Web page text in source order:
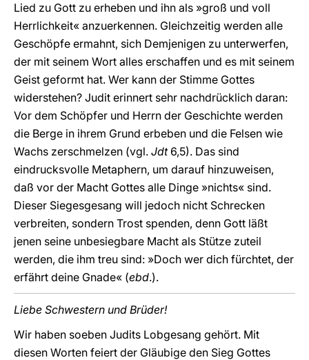
Lied zu Gott zu erheben und ihn als »groß und voll
Herrlichkeit« anzuerkennen. Gleichzeitig werden alle
Geschöpfe ermahnt, sich Demjenigen zu unterwerfen,
der mit seinem Wort alles erschaffen und es mit seinem
Geist geformt hat. Wer kann der Stimme Gottes
widerstehen? Judit erinnert sehr nachdrücklich daran:
Vor dem Schöpfer und Herrn der Geschichte werden
die Berge in ihrem Grund erbeben und die Felsen wie
Wachs zerschmelzen (vgl. Jdt6,5). Das sind
eindrucksvolle Metaphern, um darauf hinzuweisen,
daß vor der Macht Gottes alle Dinge »nichts« sind.
Dieser Siegesgesang will jedoch nicht Schrecken
verbreiten, sondern Trost spenden, denn Gott läßt
jenen seine unbesiegbare Macht als Stütze zuteil
werden, die ihm treu sind: »Doch wer dich fürchtet, der
erfährt deine Gnade« (ebd.).
Liebe Schwestern und Brüder!
Wir haben soeben Judits Lobgesang gehört. Mit
diesen Worten feiert der Gläubige den Sieg Gottes